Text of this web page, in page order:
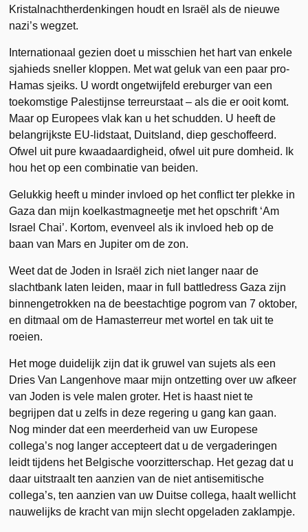
Kristalnachtherdenkingen houdt en Israël als de nieuwe
nazi’s wegzet.
Internationaal gezien doet u misschien het hart van enkele
sjahieds sneller kloppen. Met wat geluk van een paar pro-
Hamas sjeiks. U wordt ongetwijfeld ereburger van een
toekomstige Palestijnse terreurstaat – als die er ooit komt.
Maar op Europees vlak kan u het schudden. U heeft de
belangrijkste EU-lidstaat, Duitsland, diep geschoffeerd.
Ofwel uit pure kwaadaardigheid, ofwel uit pure domheid. Ik
hou het op een combinatie van beiden.
Gelukkig heeft u minder invloed op het conflict ter plekke in
Gaza dan mijn koelkastmagneetje met het opschrift ‘Am
Israel Chai’. Kortom, evenveel als ik invloed heb op de
baan van Mars en Jupiter om de zon.
Weet dat de Joden in Israël zich niet langer naar de
slachtbank laten leiden, maar in full battledress Gaza zijn
binnengetrokken na de beestachtige pogrom van 7 oktober,
en ditmaal om de Hamasterreur met wortel en tak uit te
roeien.
Het moge duidelijk zijn dat ik gruwel van sujets als een
Dries Van Langenhove maar mijn ontzetting over uw afkeer
van Joden is vele malen groter. Het is haast niet te
begrijpen dat u zelfs in deze regering u gang kan gaan.
Nog minder dat een meerderheid van uw Europese
collega’s nog langer accepteert dat u de vergaderingen
leidt tijdens het Belgische voorzitterschap. Het gezag dat u
daar uitstraalt ten aanzien van de niet antisemitische
collega’s, ten aanzien van uw Duitse collega, haalt wellicht
nauwelijks de kracht van mijn slecht opgeladen zaklampje.